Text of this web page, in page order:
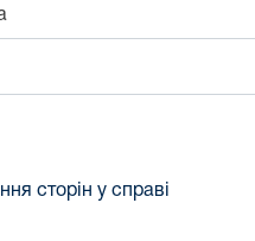
сторін у справі